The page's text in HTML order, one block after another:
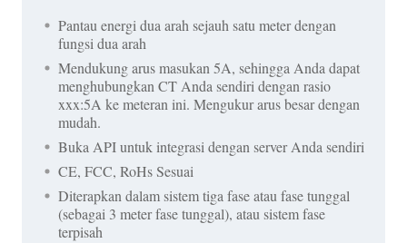
Pantau energi dua arah sejauh satu meter dengan
fungsi dua arah
Mendukung arus masukan 5A, sehingga Anda dapat
menghubungkan CT Anda sendiri dengan rasio
xxx:5A ke meteran ini. Mengukur arus besar dengan
mudah.
Buka API untuk integrasi dengan server Anda sendiri
CE, FCC, RoHs Sesuai
Diterapkan dalam sistem tiga fase atau fase tunggal
(sebagai 3 meter fase tunggal), atau sistem fase
terpisah